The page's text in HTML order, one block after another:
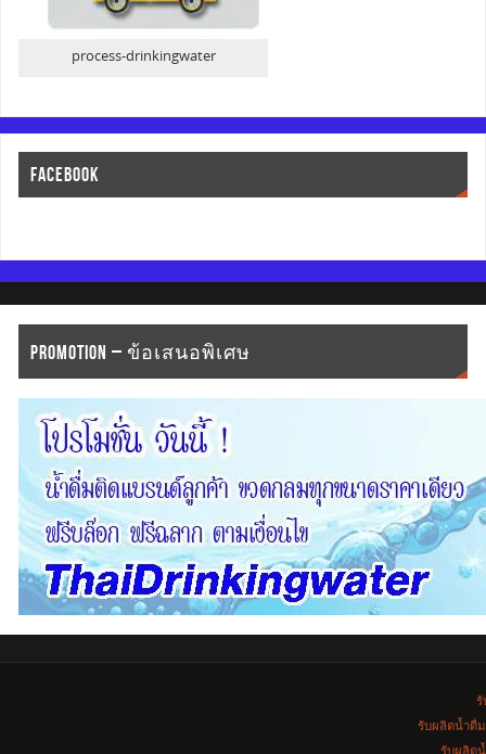
process-drinkingwater
FACEBOOK
PROMOTION – ข้อเสนอพิเศษ
รับผลิตน้ำดื่
รับผลิต